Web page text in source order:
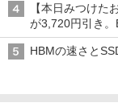
【本日みつけた
が3,720円引き
HBMの速さと